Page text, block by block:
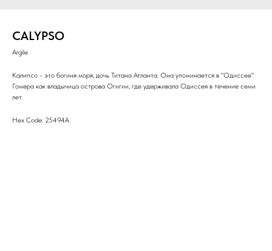
CALYPSO
Argile
Калипсо - это богиня моря, дочь Титана Атланта. Она упоминается в "Одиссее"
Гомера как владычица острова Огигии, где удерживала Одиссея в течение семи
лет.
Hex Code: 25494A